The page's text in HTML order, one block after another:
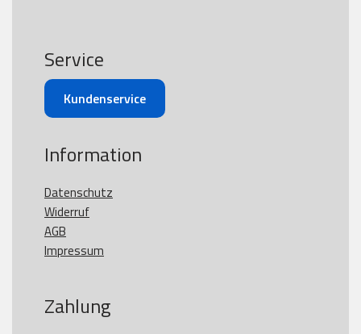
Service
Kundenservice
Information
Datenschutz
Widerruf
AGB
Impressum
Zahlung